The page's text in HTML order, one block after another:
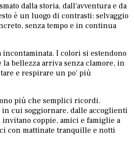
dalla storia, dall'avventura e da
è un luogo di contrasti: selvaggio
senza tempo e in continua
incontaminata. I colori si estendono
la bellezza arriva senza clamore, in
e respirare un po' più
più che semplici ricordi.
cui soggiornare, dalle accoglienti
coppie, amici e famiglie a
con mattinate tranquille e notti